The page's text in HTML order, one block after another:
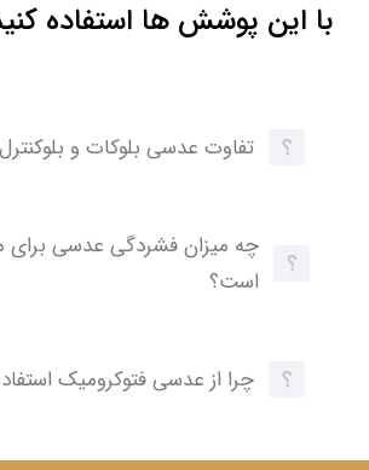
با این پوشش ها استفاده
تفاوت عدسی بلوکات و
چه میزان فشردگی عدسی
است؟
چرا از عدسی فتوکرومیک